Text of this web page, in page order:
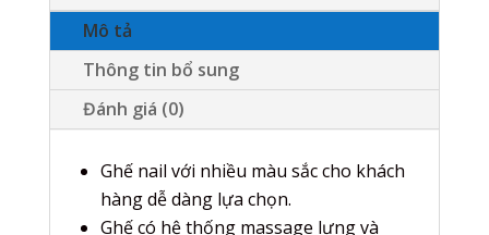
Mô tả
Thông tin bổ sung
Đánh giá (0)
Ghế nail với nhiều màu sắc cho khách
hàng dễ dàng lựa chọn.
Ghế có hệ thống massage lưng và